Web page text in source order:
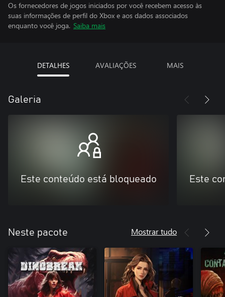
Os fornecedores de jogos iniciados por você recebem acesso às
suas informações de perfil do Xbox e aos dados associados
enquanto você joga. Saiba mais
DETALHES AVALIAÇÕES MAIS
Galeria
Este conteúdo está bloqueado Este
Neste pacote Mostrar tudo